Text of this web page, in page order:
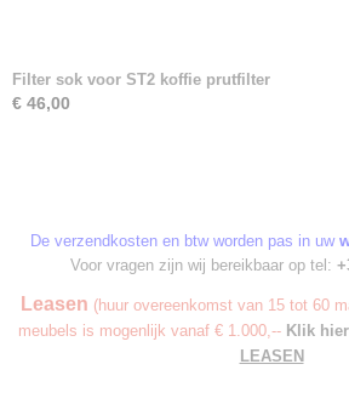
Filter sok voor ST2 koffie prutfilter
€ 46,00
De verzendkosten en btw worden pas in uw
Voor vragen zijn wij bereikbaar op tel:
Leasen (huur overeenkomst van 15 tot 60
meubels is mogenlijk vanaf € 1.000,-- Klik
LEASEN